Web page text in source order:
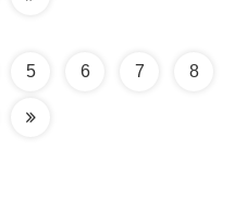
5 6 7 8